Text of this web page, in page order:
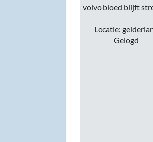
volvo bloed blijft
Locatie:
Gelogd